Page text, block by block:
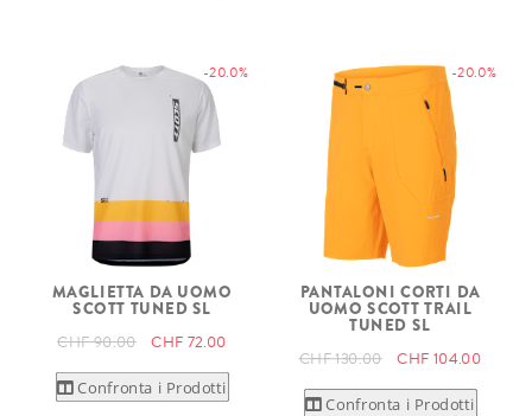
-20.0%
MAGLIETTA DA UOMO
SCOTT TUNED SL
CHF 90.00 CHF 72.00
Confronta i Prodotti
-20.0%
PANTALONI CORTI DA
UOMO SCOTT TRAIL
TUNED SL
CHF 130.00 CHF 104.00
Confronta i Prodotti